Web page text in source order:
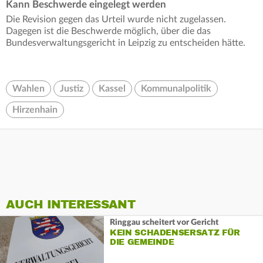
Kann Beschwerde eingelegt werden
Die Revision gegen das Urteil wurde nicht zugelassen.
Dagegen ist die Beschwerde möglich, über die das
Bundesverwaltungsgericht in Leipzig zu entscheiden hätte.
Wahlen Justiz Kassel Kommunalpolitik
Hirzenhain
AUCH INTERESSANT
Ringgau scheitert vor Gericht
KEIN SCHADENSERSATZ FÜR
DIE GEMEINDE